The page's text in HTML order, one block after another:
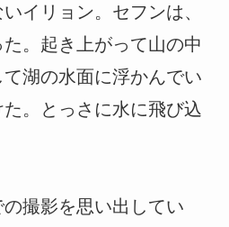
イリョン。セフンは、
。起き上がって山の中
湖の水面に浮かんでい
。とっさに水に飛び込
撮影を思い出してい